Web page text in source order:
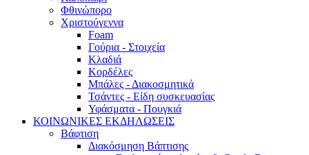
Φθινώπορο
Χριστούγεννα
Foam
Γούρια - Στοιχεία
Κλαδιά
Κορδέλες
Μπάλες - Διακοσμητικά
Τσάντες - Είδη συσκευασίας
Υφάσματα - Πουγκιά
ΚΟΙΝΩΝΙΚΕΣ ΕΚΔΗΛΩΣΕΙΣ
Βάφτιση
Διακόσμηση Βάπτισης